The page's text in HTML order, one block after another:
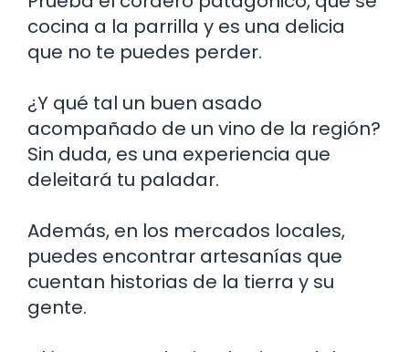
cocina a la parrilla y es una delicia
que no te puedes perder.
¿Y qué tal un buen asado
acompañado de un vino de la región?
Sin duda, es una experiencia que
deleitará tu paladar.
Además, en los mercados locales,
puedes encontrar artesanías que
cuentan historias de la tierra y su
gente.